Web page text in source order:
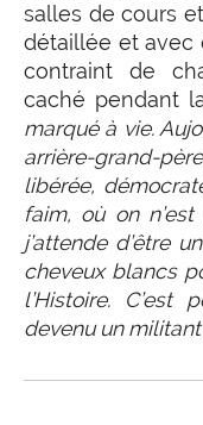
salles de cours
détaillée et avec
contraint de
caché pendant
marqué à vie.
arrière-grand-
libérée,
faim, où on
j’attende d’être
cheveux blancs
l’Histoire.
devenu un